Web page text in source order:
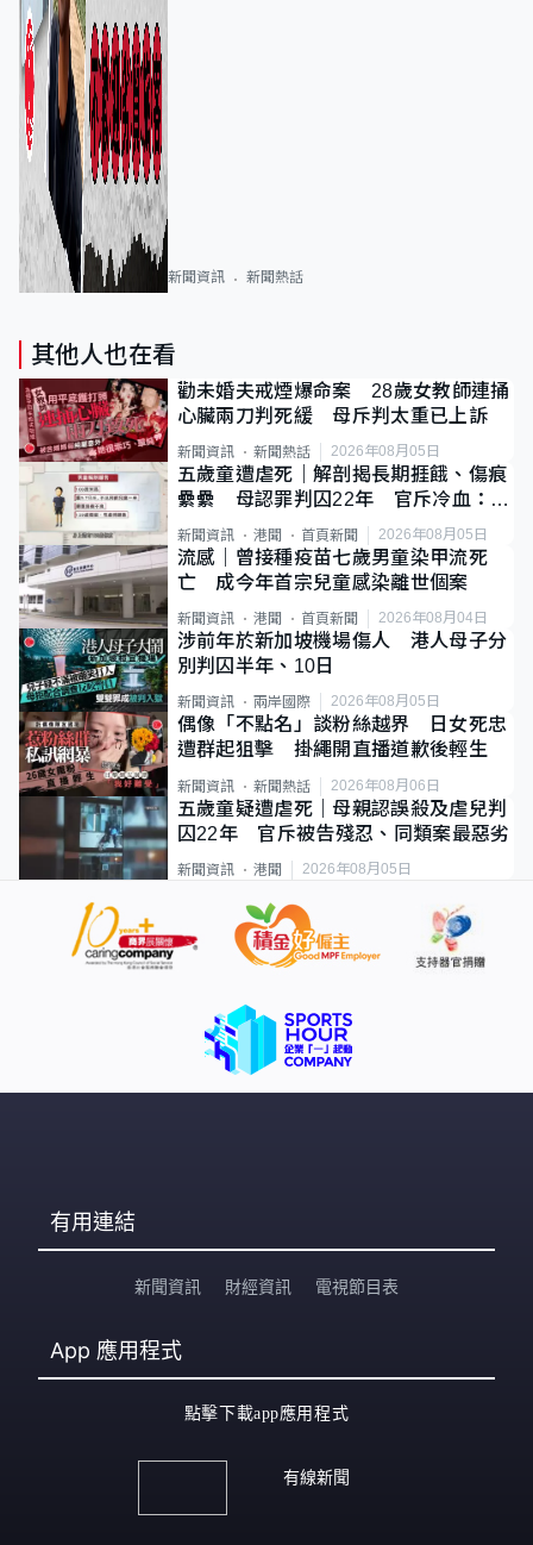
新聞資訊 新聞熱話
其他人也在看
勸未婚夫戒煙爆命案 28歲女教師連捅
心臟兩刀判死緩 母斥判太重已上訴
新聞資訊 新聞熱話 2026年08月05日
五歲童遭虐死｜解剖揭長期捱餓、傷痕
纍纍 母認罪判囚22年 官斥冷血：同
類案最惡劣
新聞資訊 港聞 首頁新聞 2026年08月05日
流感｜曾接種疫苗七歲男童染甲流死
亡 成今年首宗兒童感染離世個案
新聞資訊 港聞 首頁新聞 2026年08月04日
涉前年於新加坡機場傷人 港人母子分
別判囚半年、10日
新聞資訊 兩岸國際 2026年08月05日
偶像「不點名」談粉絲越界 日女死忠
遭群起狙擊 掛繩開直播道歉後輕生
新聞資訊 新聞熱話 2026年08月06日
五歲童疑遭虐死｜母親認誤殺及虐兒判
囚22年 官斥被告殘忍、同類案最惡劣
新聞資訊 港聞 2026年08月05日
有用連結
新聞資訊 財經資訊 電視節目表
App 應用程式
點擊下載app應用程式
有線新聞